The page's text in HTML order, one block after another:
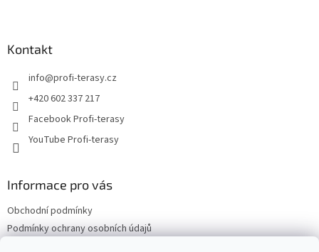
Kontakt
info@profi-terasy.cz
+420 602 337 217
Facebook Profi-terasy
YouTube Profi-terasy
Informace pro vás
Obchodní podmínky
Podmínky ochrany osobních údajů